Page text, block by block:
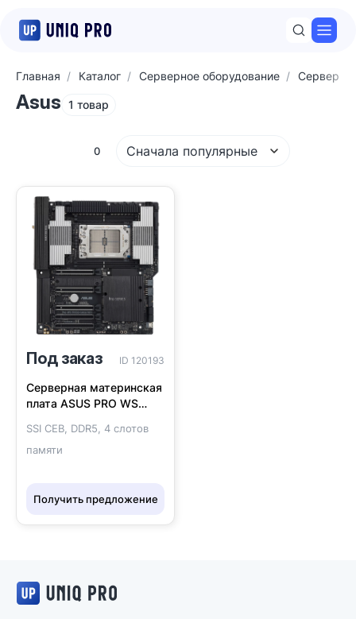
Главная Каталог Серверное оборудование
Asus 1 товар
0 Сначала популярные
Под заказ ID 120193
Серверная материнская
плата ASUS PRO WS
SSI CEB, DDR5, 4 слотов
памяти
Получить предложение